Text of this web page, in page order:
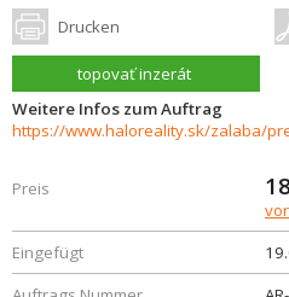
Drucken
topovať inzerát
Weitere Infos zum Auftrag
https://www.haloreality.sk/zalaba/
Preis
Eingefügt